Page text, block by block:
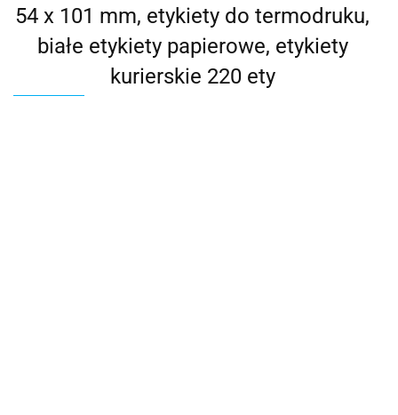
54 x 101 mm, etykiety do termodruku,
białe etykiety papierowe, etykiety
kurierskie 220 ety